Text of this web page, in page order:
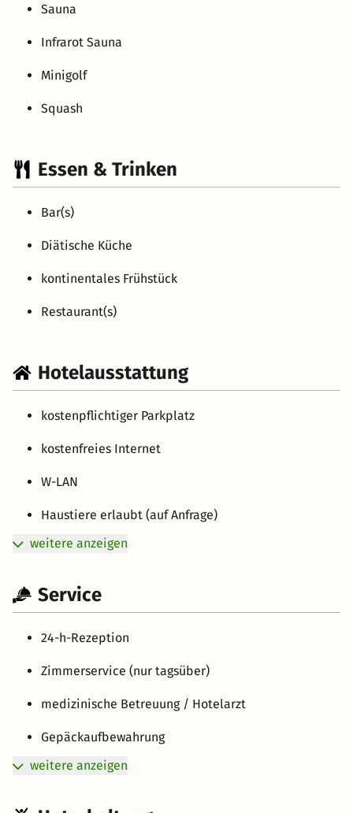
Sauna
Infrarot Sauna
Minigolf
Squash
Essen & Trinken
Bar(s)
Diätische Küche
kontinentales Frühstück
Restaurant(s)
Hotelausstattung
kostenpflichtiger Parkplatz
kostenfreies Internet
W-LAN
Haustiere erlaubt (auf Anfrage)
weitere anzeigen
Service
24-h-Rezeption
Zimmerservice (nur tagsüber)
medizinische Betreuung / Hotelarzt
Gepäckaufbewahrung
weitere anzeigen